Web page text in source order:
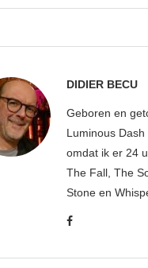
DIDIER BECU
Geboren en
Luminous
omdat ik er 24
The Fall, The
Stone en